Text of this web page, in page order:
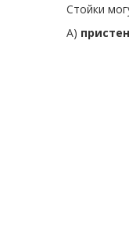
Стойки
А)